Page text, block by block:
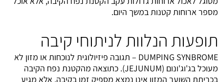
מספר ארוחות קטנות במשך היום.
תופעות הנלוות לניתוחי קיבה
DUMPING SYNBROME – תגובה פיזיולוגית לנוכחות או מזון לא
מעוכל בג'וג'ונום (JEJUNUM). כתוצאה מהקטנת נפח הקיבה
בכריתת השוער המזון אינו נמצא מספיק זמן בקיבה, אלא מגיע